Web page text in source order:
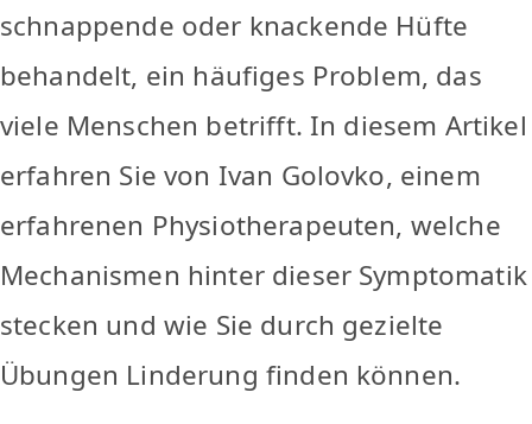
schnappende oder knackende Hüfte
behandelt, ein häufiges Problem, das
viele Menschen betrifft. In diesem Artikel
erfahren Sie von Ivan Golovko, einem
erfahrenen Physiotherapeuten, welche
Mechanismen hinter dieser Symptomatik
stecken und wie Sie durch gezielte
Übungen Linderung finden können.